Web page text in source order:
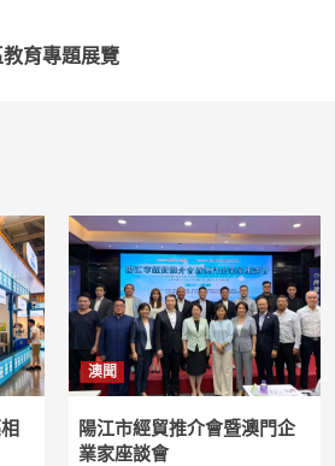
育專題展覽
澳聞
陽江市經貿推介會暨澳門企
業家座談會